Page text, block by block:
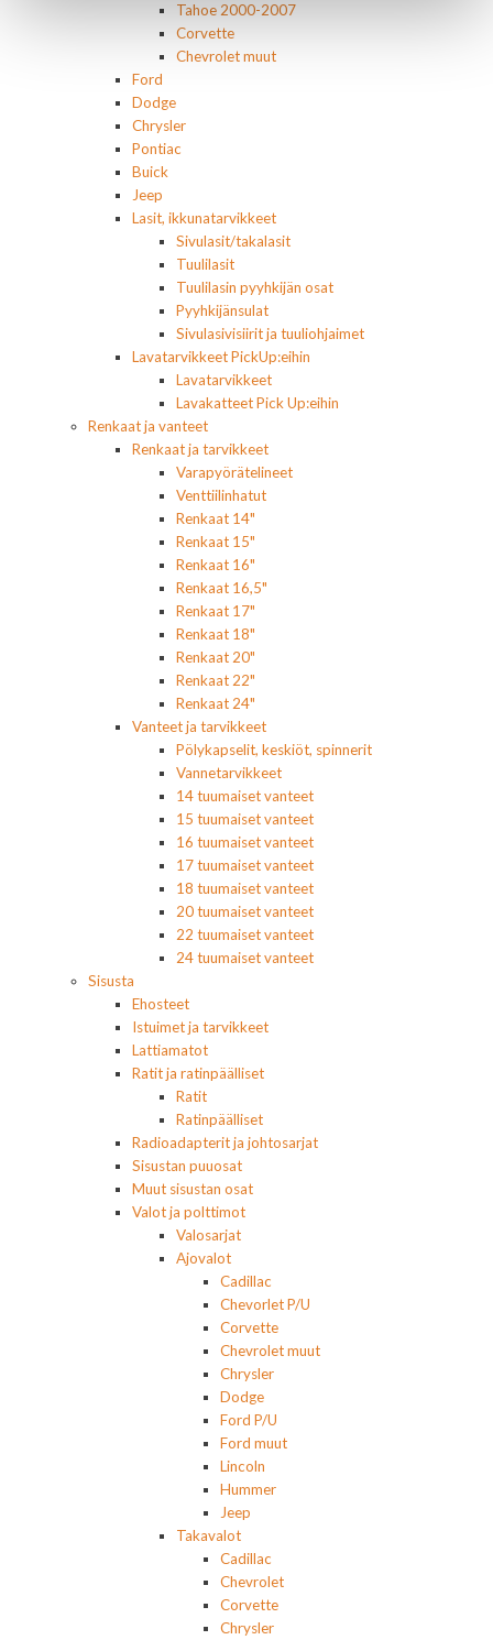
Tahoe 2000-2007
Corvette
Chevrolet muut
Ford
Dodge
Chrysler
Pontiac
Buick
Jeep
Lasit, ikkunatarvikkeet
Sivulasit/takalasit
Tuulilasit
Tuulilasin pyyhkijän osat
Pyyhkijänsulat
Sivulasivisiirit ja tuuliohjaimet
Lavatarvikkeet PickUp:eihin
Lavatarvikkeet
Lavakatteet Pick Up:eihin
Renkaat ja vanteet
Renkaat ja tarvikkeet
Varapyörätelineet
Venttiilinhatut
Renkaat 14"
Renkaat 15"
Renkaat 16"
Renkaat 16,5"
Renkaat 17"
Renkaat 18"
Renkaat 20"
Renkaat 22"
Renkaat 24"
Vanteet ja tarvikkeet
Pölykapselit, keskiöt, spinnerit
Vannetarvikkeet
14 tuumaiset vanteet
15 tuumaiset vanteet
16 tuumaiset vanteet
17 tuumaiset vanteet
18 tuumaiset vanteet
20 tuumaiset vanteet
22 tuumaiset vanteet
24 tuumaiset vanteet
Sisusta
Ehosteet
Istuimet ja tarvikkeet
Lattiamatot
Ratit ja ratinpäälliset
Ratit
Ratinpäälliset
Radioadapterit ja johtosarjat
Sisustan puuosat
Muut sisustan osat
Valot ja polttimot
Valosarjat
Ajovalot
Cadillac
Chevorlet P/U
Corvette
Chevrolet muut
Chrysler
Dodge
Ford P/U
Ford muut
Lincoln
Hummer
Jeep
Takavalot
Cadillac
Chevrolet
Corvette
Chrysler